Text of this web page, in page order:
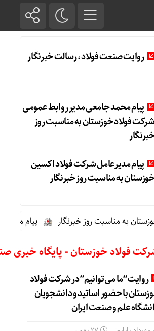
روایت صنعت فولاد،‌ رسالت خبرنگار
پیام محمد جامعی مدیر روابط عمومی
فولاد خوزستان به مناسبت روز
پیام مدیرعامل شرکت فولاد اکسین
به مناسبت روز خبرنگار
به مناسبت روز خبرنگار پیام
فولاد خوزستان - پایگاه خبری
روایت “ما می‌توانیم” در شرکت فولاد
با حضور اساتید و دانشجویان
علم و صنعت ایران